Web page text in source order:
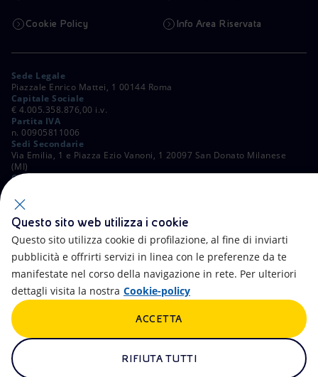
Cookie Policy Info Area Riservata
Sede Legale
Piazzale Enrico Mattei, 1 00144 Roma
Capitale Sociale
€ 4.005.358.876,00 i.v.
Partita IVA
n. 00905811006
Sedi Secondarie
Via Emilia, 1 e Piazza Ezio Vanoni, 1 20097 San Donato Milanese
(MI)
C. Fiscale e Registro Imprese di Roma
ALTRI LINK
Accessibilità Calendario
Newsletter Intelligenza artificiale
Truffe e Phishing
Questo sito web utilizza i cookie
Questo sito utilizza cookie di profilazione, al fine di inviarti
pubblicità e offrirti servizi in linea con le preferenze da te
manifestate nel corso della navigazione in rete. Per ulteriori
dettagli visita la nostra Cookie-policy
RIFIUTA TUTTI
ACCETTA